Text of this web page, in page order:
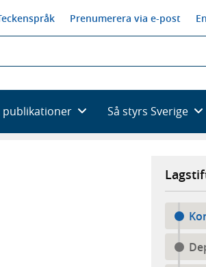
Prenumerera via e-post
publikationer Så styrs Sverige